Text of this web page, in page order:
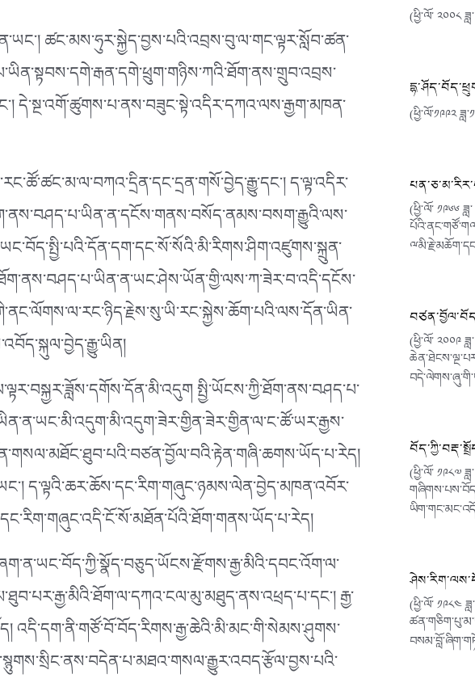
ཚང་མས་ཧུར་སྐྱེད་བྱས་པའི་འབྲས་བུ་ལ་གང་ལྟར་སློབ་ཚན་
དེ་སྔ་འགོ་ཚུགས་པ་ནས་བཟུང་སྟེ་འདིར་དཀའ་ལས་རྒྱག་མཁན་
ད་ལྟ་འདིར་
སྤྱི་ཡོངས་ཀྱི་ཐོག་ནས་བཤད་པ་
ད་ལྟའི་ཆར་ཆོས་དང་རིག་གཞུང་ཉམས་ལེན་བྱེད་མཁན་འབོར་
རྒྱ་
(ཕྱི་ལོ་ ༢༠༠༨
(ཕྱི་ལོ་༡༩༩༢
(ཕྱི་ལོ་ ༡༩༦༦
(ཕྱི་ལོ་ ༢༠༠༩
(ཕྱི་ལོ་ ༡༩༨༧
(ཕྱི་ལོ་ ༡༩༨༤